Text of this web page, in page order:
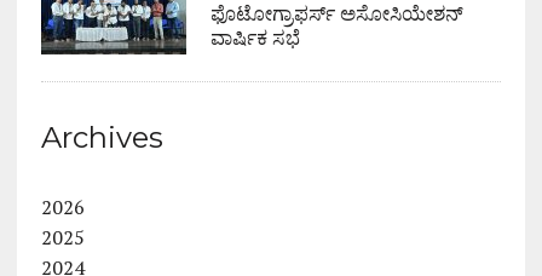
ಫೊಟೋಗ್ರಾಫರ್ಸ್ ಅಸೋಸಿಯೇಶನ್
ವಾರ್ಷಿಕ ಸಭೆ
Archives
2026
2025
2024